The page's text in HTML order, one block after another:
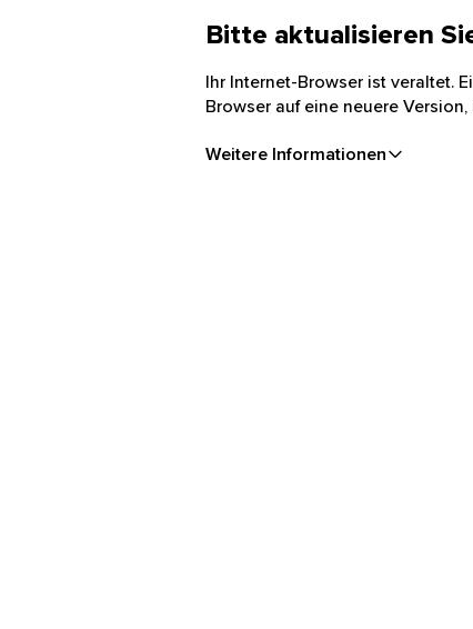
Bitte aktualisieren
Ihr Internet-Browser ist veraltet.
Browser auf eine neuere
Weitere Informationen